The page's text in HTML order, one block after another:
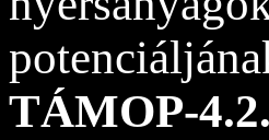
TÁMOP-